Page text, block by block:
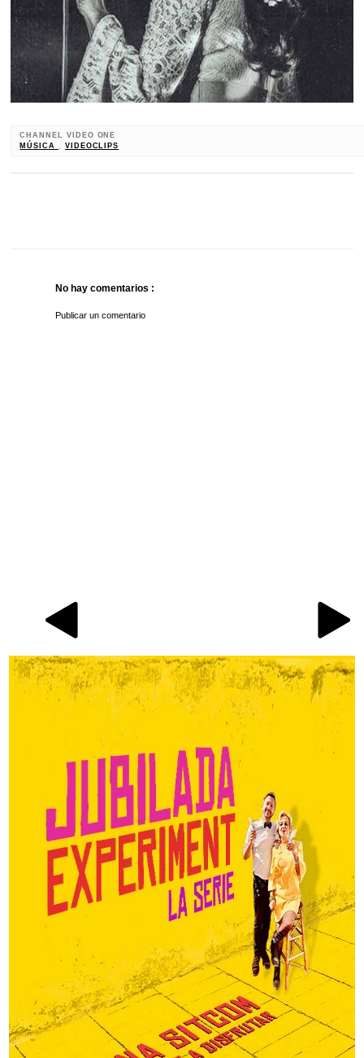
CHANNEL VIDEO ONE
MÚSICA , VIDEOCLIPS
No hay comentarios :
Publicar un comentario